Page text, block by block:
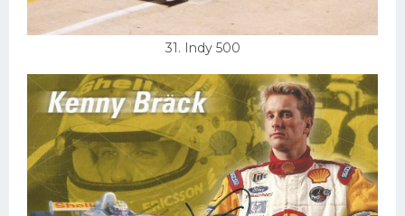
31. Indy 500